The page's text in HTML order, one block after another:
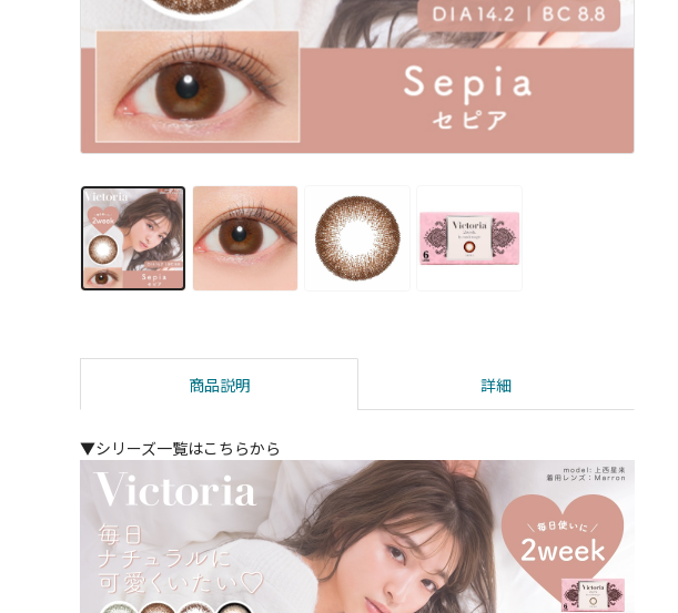
商品説明 詳細
▼シリーズ一覧はこちらから